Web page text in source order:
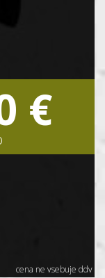
€
cena ne vsebuje ddv